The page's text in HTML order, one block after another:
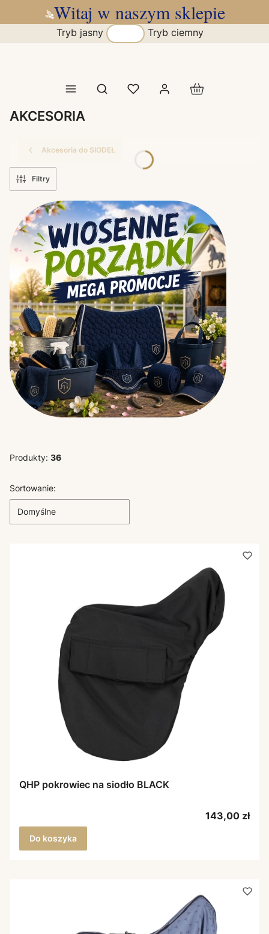
Witaj w naszym sklepie
Tryb jasny Tryb ciemny
Otwórz wyszukiwarkę Produkty w
AKCESORIA
Akcesoria do SIODEŁ
Filtry
Produkty: 36
Lista produktów
Sortowanie:
Domyślne
QHP pokrowiec na siodło BLACK
Cena
143,00 zł
Do koszyka